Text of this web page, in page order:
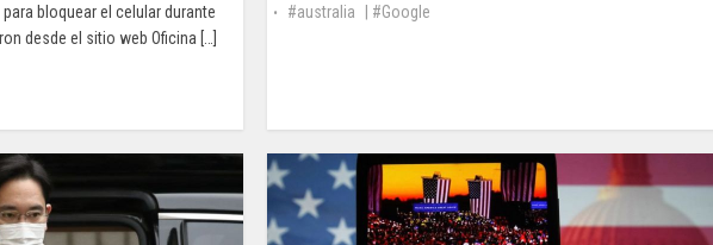
bloquear el celular durante
desde el sitio web Oficina […]
australia Google